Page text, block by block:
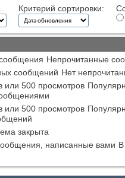
Критерий сортировки:
Непрочитанные
Нет
закрыта
В